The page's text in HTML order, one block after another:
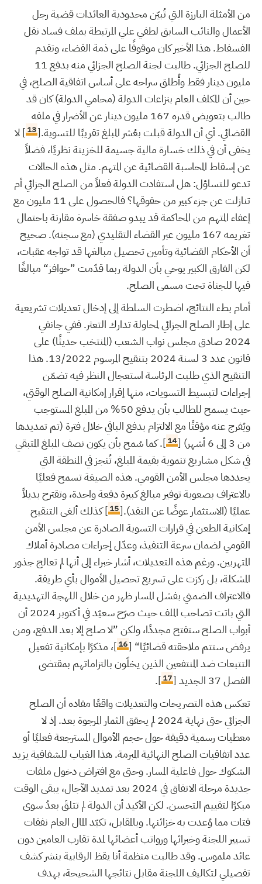
من الأمثلة البارزة التي تُبيّن محدودية العائدات قضية رجل
الأعمال والنائب السابق لطفي علي المرتبطة بملف فساد نقل
الفسفاط. هذا الأخير كان موقوفًا على ذمة القضاء، وتقدم
للصلح الجزائي. طالبت لجنة الصلح الجزائي منه بدفع 11
مليون دينار فقط وأُطلق سراحه على أساس اتفاقية الصلح، في
حين أن المكلف العام بنزاعات الدولة (محامي الدولة) كان قد
طالب بتعويض قدره 167 مليون دينار عن الأضرار في ملفه
القضائي. أي أن الدولة قبلت بعُشر المبلغ تقريبًا للتسوية.[13] لا
يخفى أن في ذلك خسارة مالية جسيمة للخزينة نظريًا، فضلاً
عن إسقاط المحاسبة القضائية عن المتهم. مثل هذه الحالات
تدعو للتساؤل: هل استفادت الدولة فعلاً من الصلح الجزائي أم
تنازلت عن جزء كبير من حقوقها؟ فالحصول على 11 مليون مع
إعفاء المتهم من المحاكمة قد يبدو صفقة خاسرة مقارنة باحتمال
تغريمه 167 مليون عبر القضاء التقليدي (مع سجنه). صحيح
أن الأحكام القضائية وتأمين تحصيل مبالغها قد تواجه عقبات،
لكن الفارق الكبير يوحي بأن الدولة ربما قدّمت ”حوافز“ مبالغًا
فيها للجناة تحت مسمى الصلح.
أمام بطء النتائج، اضطرت السلطة إلى إدخال تعديلات تشريعية
على إطار الصلح الجزائي لمحاولة تدارك التعثر. ففي جانفي
2024 صادق مجلس نواب الشعب (المنتخب حديثًا) على
قانون عدد 3 لسنة 2024 بتنقيح المرسوم 13/2022. هذا
التنقيح الذي طلبت الرئاسة استعجال النظر فيه تضمّن
إجراءات لتبسيط التسويات، منها إقرار إمكانية الصلح الوقتي،
حيث يسمح للطالب بأن يدفع 50% من المبلغ المستوجب
ويُفرج عنه مؤقتًا مع الالتزام بدفع الباقي خلال فترة (تم تمديدها
من 3 إلى 6 أشهر) [
14]. كما سُمح بأن يكون نصف المبلغ المتبقي
في شكل مشاريع تنموية بقيمة المبلغ، تُنجز في المنطقة التي
يحددها مجلس الأمن القومي. هذه الصيغة تسمح فعليًا
بالاعتراف بصعوبة توفير مبالغ كبيرة دفعة واحدة، وتقترح بديلاً
عمليًا (الاستثمار عوضًا عن النقد).[15] كذلك ألغى التنقيح
إمكانية الطعن في قرارات التسوية الصادرة عن مجلس الأمن
القومي لضمان سرعة التنفيذ، وعدّل إجراءات مصادرة أملاك
المتهربين. ورغم هذه التعديلات، أشار خبراء إلى أنها لم تعالج جذور
المشكلة، بل ركزت على تسريع تحصيل الأموال بأي طريقة.
فالاعتراف الضمني بفشل المسار ظهر من خلال اللهجة التهديدية
التي باتت تصاحب الملف حيث صرّح سعيّد في أكتوبر 2024 أن
أبواب الصلح ستفتح مجددًا، ولكن ”لا صلح إلا بعد الدفع، ومن
يرفض ستتم ملاحقته قضائيًا“ [16]، مذكرًا بإمكانية تفعيل
التتبعات ضد المنتفعين الذين يخلّون بالتزاماتهم بمقتضى
الفصل 37 الجديد [
17
].
تعكس هذه التصريحات والتعديلات واقعًا مفاده أن الصلح
الجزائي حتى نهاية 2024 لم يحقق الثمار المرجوة بعد. إذ لا
معطيات رسمية دقيقة حول حجم الأموال المسترجعة فعليًا أو
عدد اتفاقيات الصلح النهائية المبرمة. هذا الغياب للشفافية يزيد
الشكوك حول فاعلية المسار. وحتى مع افتراض دخول ملفات
جديدة مرحلة الاتفاق في 2024 بعد تمديد الآجال، يبقى الوقت
مبكرًا لتقييم التحسن. لكن الأكيد أن الدولة لم تتلقَ بعدُ سوى
فتات مما وُعدت به خزائنها. وبالمقابل، تكبّد المال العام نفقات
تسيير اللجنة وخبرائها ورواتب أعضائها لمدة تقارب العامين دون
عائد ملموس. وقد طالبت منظمة أنا يقظ الرقابية بنشر كشف
تفصيلي لتكاليف اللجنة مقابل نتائجها الشحيحة، بهدف